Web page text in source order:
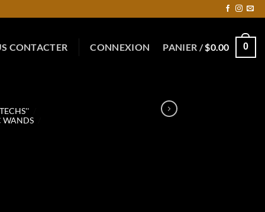
CONTACTER CONNEXION PANIER /$0.00 0
WANDS